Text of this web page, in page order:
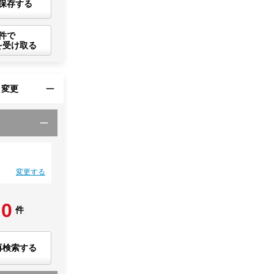
存する
で
け取る
更
変更する
0 件
索する